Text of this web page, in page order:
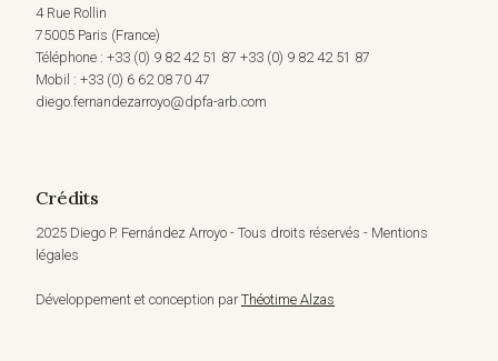
4 Rue Rollin
75005 Paris (France)
Téléphone : +33 (0) 9 82 42 51 87 +33 (0) 9 82 42 51 87
Mobil : +33 (0) 6 62 08 70 47
diego.fernandezarroyo@dpfa-arb.com
Crédits
2025 Diego P. Fernández Arroyo - Tous droits réservés - Mentions
légales
Développement et conception parThéotime Alzas